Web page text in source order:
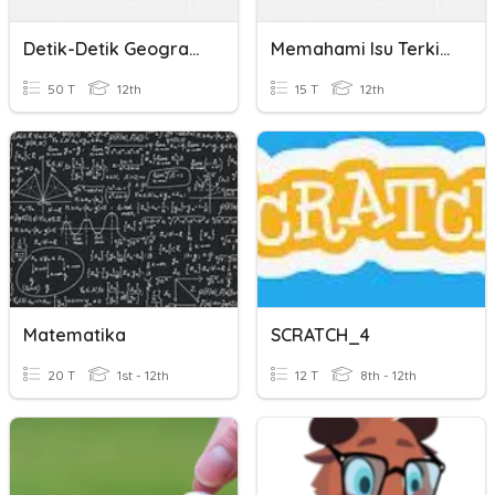
Detik-Detik Geografi_Prediksi 2
50 T 12th
Memahami Isu Terkini Lewat Editorial Bagian 2
15 T 12th
Matematika
20 T 1st - 12th
SCRATCH_4
12 T 8th - 12th